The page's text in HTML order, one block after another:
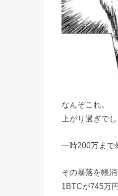
なんぞこれ。
上がり過ぎで
一時200万まで
その暴落を帳
1BTCが745万